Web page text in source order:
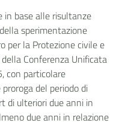
in base alle risultanze
sperimentazione
per la Protezione civile e
Conferenza Unificata
con particolare
del periodo di
di ulteriori due anni in
due anni in relazione